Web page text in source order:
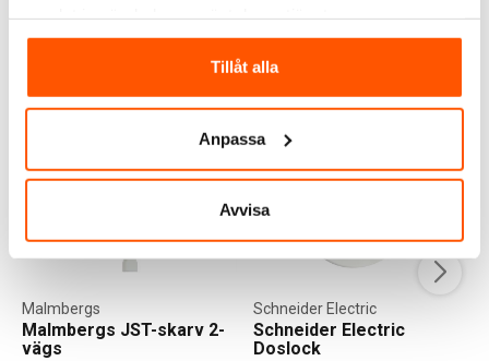
Tillåt alla
Anpassa
Avvisa
ANDRA KUNDER KÖPTE ÄVEN
Malmbergs JST-skarv 2-
vägs
Malmbergs
Schneider Electric
Doslock
Schneider Electric